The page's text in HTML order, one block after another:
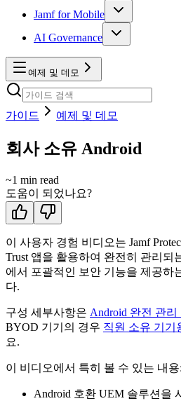
Jamf for Mobile
AI Governance
예제 및 데모
가이드 예제 및 데모
회사 소유 Android
~1 min read
도움이 되었나요?
이 사용자 경험 비디오는 Jamf
Trust 앱을 활용하여 완전히 관리되
에서 포괄적인 보안 기능을 제공하
다.
구성 세부사항은 Android 완전 관리
BYOD 기기의 경우 직원 소유 기기
요.
이 비디오에서 특히 볼 수 있는 내용:
Android 호환 UEM 솔루션을